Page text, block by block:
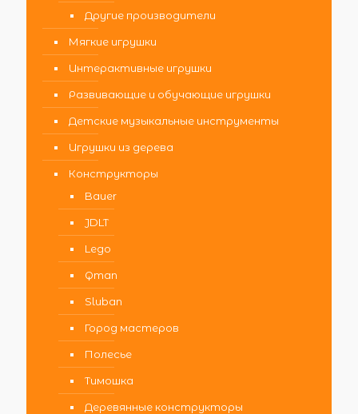
Другие производители
Мягкие игрушки
Интерактивные игрушки
Развивающие и обучающие игрушки
Детские музыкальные инструменты
Игрушки из дерева
Конструкторы
Bauer
JDLT
Lego
Qman
Sluban
Город мастеров
Полесье
Тимошка
Деревянные конструкторы